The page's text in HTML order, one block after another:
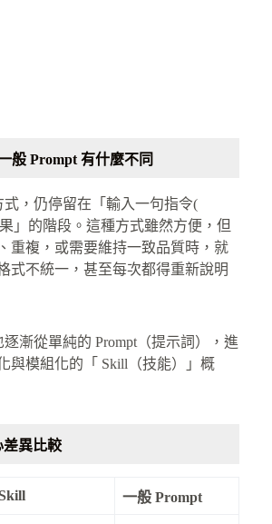
般 Prompt 有什麼不同
，仍停留在「輸入一句指令(
」的階段。這種方式雖然方便，但
重複，或需要維持一致品質時，就
式不統一，甚至每次都得重新說明
漸從單純的 Prompt（提示詞），進
與模組化的「 Skill（技能）」概
差異比較
一般 Prompt